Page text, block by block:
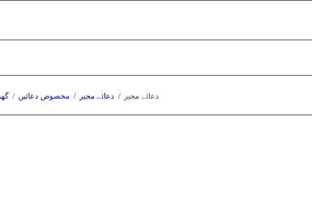
گھر / مخصوص دعائیں / دعائے مجیر / دعائے مجیر